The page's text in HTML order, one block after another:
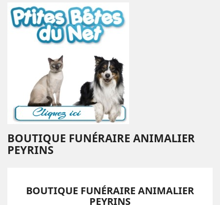
BOUTIQUE FUNÉRAIRE ANIMALIER
PEYRINS
BOUTIQUE FUNÉRAIRE ANIMALIER
PEYRINS